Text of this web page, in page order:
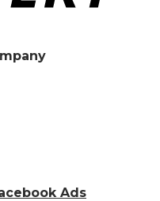
Ads